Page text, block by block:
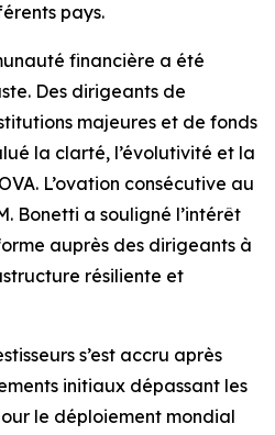
pays.
financière a été
Des dirigeants de
majeures et de fonds
la clarté, l’évolutivité et la
L’ovation consécutive au
Bonetti a souligné l’intérêt
auprès des dirigeants à
résiliente et
s’est accru après
initiaux dépassant les
le déploiement mondial